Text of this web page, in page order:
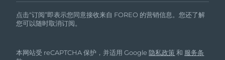
点击“订阅”即表示您同意接收来自 FOREO 的营销信息。您还了解
您可以随时取消订阅。
本网站受 reCAPTCHA 保护，并适用 Google隐私政策 和 服务条